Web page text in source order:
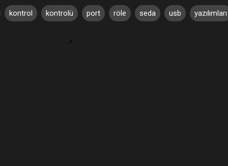
kontrol kontrolü port röle seda usb yazılımları